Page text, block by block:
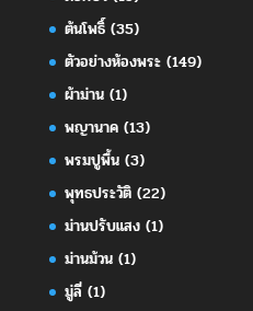
ต้นโพธิ์(35)
ตัวอย่างห้องพระ(149)
ผ้าม่าน(1)
พญานาค(13)
พรมปูพื้น(3)
พุทธประวัติ(22)
ม่านปรับแสง(1)
ม่านม้วน(1)
มู่ลี่(1)